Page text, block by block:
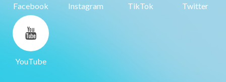
Facebook Instagram TikTok Twitter
YouTube